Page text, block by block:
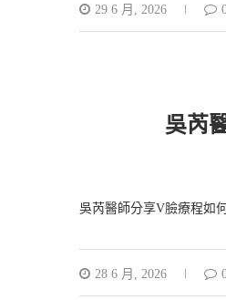
29 6 月, 2026
吳芮
吳芮醫師分享V臉療程如
28 6 月, 2026